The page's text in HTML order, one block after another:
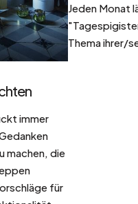
immer
machen, die
für
Jeden Monat
Thema ihrer/